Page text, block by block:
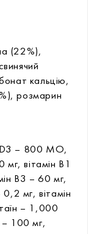
(22%),
кальцію,
розмарин
D3 – 800 МО,
вітамін В1
В3 – 60 мг,
мг, вітамін
– 1,000
– 100 мг,